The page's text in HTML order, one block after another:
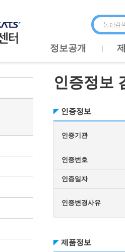
정보공개
인증정보
인증정보
인증기관
인증번호
인증일자
인증변경사유
제품정보